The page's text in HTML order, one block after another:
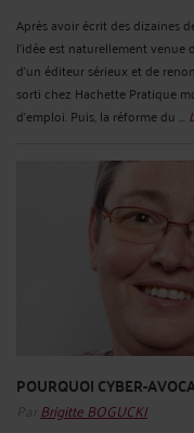
Après avoir écrit des dizaines
l'idée est naturellement venue
d'un éditeur sérieux et de
sorti chez Hachette Pratique
d'emploi. Puis, la réforme du ...
POURQUOI CYBER-
Par Brigitte BOGUCKI